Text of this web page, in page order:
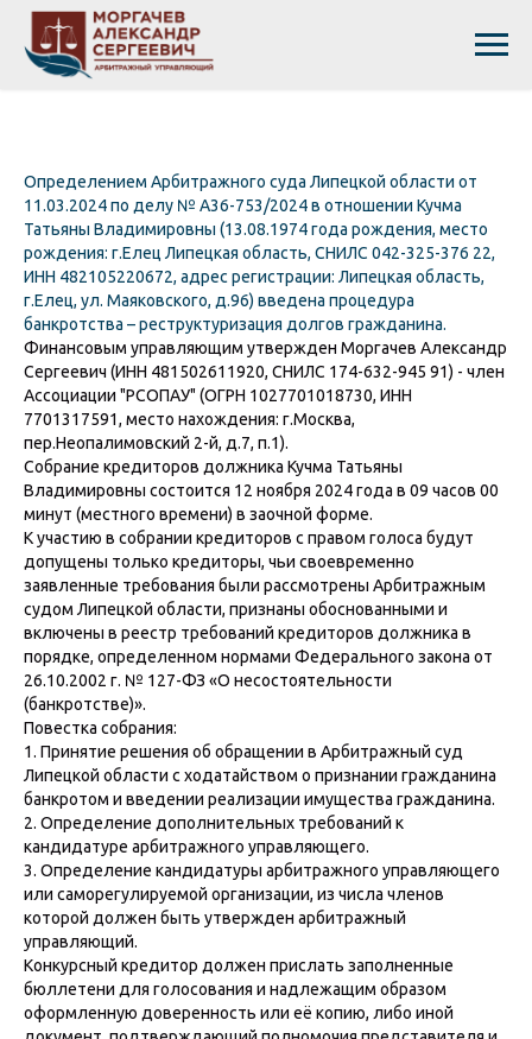
Определением Арбитражного суда Липецкой области от
11.03.2024 по делу № А36-753/2024 в отношении Кучма
Татьяны Владимировны (13.08.1974 года рождения, место
рождения: г.Елец Липецкая область, СНИЛС 042-325-376 22,
ИНН 482105220672, адрес регистрации: Липецкая область,
г.Елец, ул. Маяковского, д.96) введена процедура
банкротства – реструктуризация долгов гражданина.
Финансовым управляющим утвержден Моргачев Александр
Сергеевич (ИНН 481502611920, СНИЛС 174-632-945 91) - член
Ассоциации "РСОПАУ" (ОГРН 1027701018730, ИНН
7701317591, место нахождения: г.Москва,
пер.Неопалимовский 2-й, д.7, п.1).
Собрание кредиторов должника Кучма Татьяны
Владимировны состоится 12 ноября 2024 года в 09 часов 00
минут (местного времени) в заочной форме.
К участию в собрании кредиторов с правом голоса будут
допущены только кредиторы, чьи своевременно
заявленные требования были рассмотрены Арбитражным
судом Липецкой области, признаны обоснованными и
включены в реестр требований кредиторов должника в
порядке, определенном нормами Федерального закона от
26.10.2002 г. № 127-ФЗ «О несостоятельности
(банкротстве)».
Повестка собрания:
1. Принятие решения об обращении в Арбитражный суд
Липецкой области с ходатайством о признании гражданина
банкротом и введении реализации имущества гражданина.
2. Определение дополнительных требований к
кандидатуре арбитражного управляющего.
3. Определение кандидатуры арбитражного управляющего
или саморегулируемой организации, из числа членов
которой должен быть утвержден арбитражный
управляющий.
Конкурсный кредитор должен прислать заполненные
бюллетени для голосования и надлежащим образом
оформленную доверенность или её копию, либо иной